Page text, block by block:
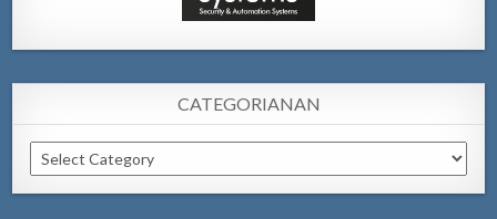
CATEGORIANAN
Categorianan